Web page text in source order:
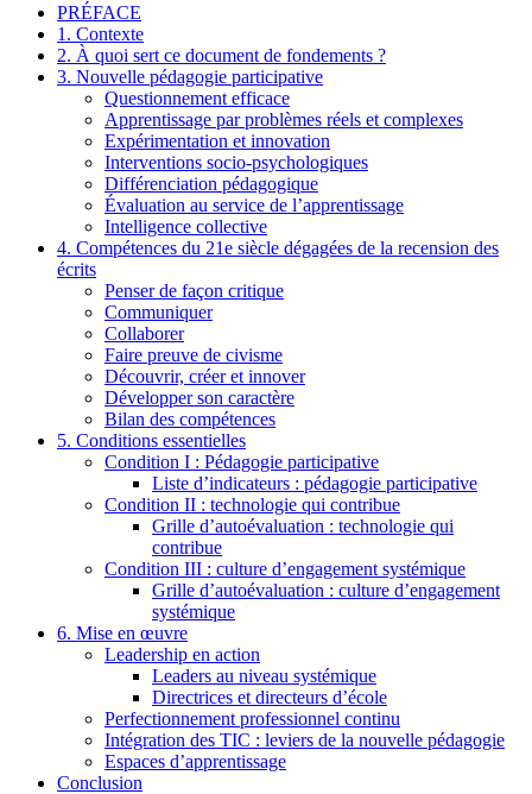
PRÉFACE
1. Contexte
2. À quoi sert ce document de fondements ?
3. Nouvelle pédagogie participative
Questionnement efficace
Apprentissage par problèmes réels et complexes
Expérimentation et innovation
Interventions socio-psychologiques
Différenciation pédagogique
Évaluation au service de l’apprentissage
Intelligence collective
4. Compétences du 21e siècle dégagées de la recension des
écrits
Penser de façon critique
Communiquer
Collaborer
Faire preuve de civisme
Découvrir, créer et innover
Développer son caractère
Bilan des compétences
5. Conditions essentielles
Condition I : Pédagogie participative
Liste d’indicateurs : pédagogie participative
Condition II : technologie qui contribue
Grille d’autoévaluation : technologie qui
contribue
Condition III : culture d’engagement systémique
Grille d’autoévaluation : culture d’engagement
systémique
6. Mise en œuvre
Leadership en action
Leaders au niveau systémique
Directrices et directeurs d’école
Perfectionnement professionnel continu
Intégration des TIC : leviers de la nouvelle pédagogie
Espaces d’apprentissage
Conclusion